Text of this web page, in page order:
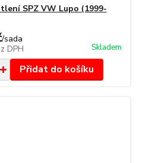
SPZ VW Lupo (1999-
/sada
DPH Skladem
Přidat do košíku